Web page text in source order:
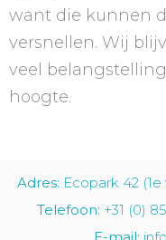
want die kunnen
versnellen. Wij
veel
hoogte.
Adres: Ecopark 42
Telefoon: +31 (0)
E-mail: